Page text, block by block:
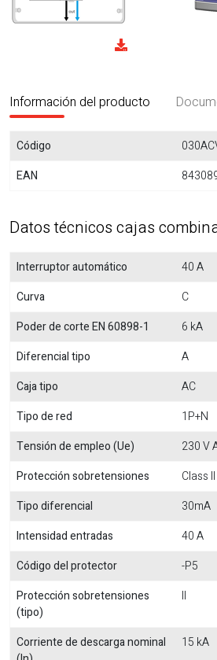
Información del producto
Código
EAN
Datos técnicos cajas
Interruptor automático
40 A
Curva
C
Poder de corte EN 60898-1
6 kA
Diferencial tipo
A
Caja tipo
AC
Tipo de red
1P+N
Tensión de empleo (Ue)
230 V
Protección sobretensiones
Class II
Tipo diferencial
30mA
Intensidad entradas
40 A
Código del protector
-P5
Protección sobretensiones
(tipo)
II
Corriente de descarga nominal
15 kA